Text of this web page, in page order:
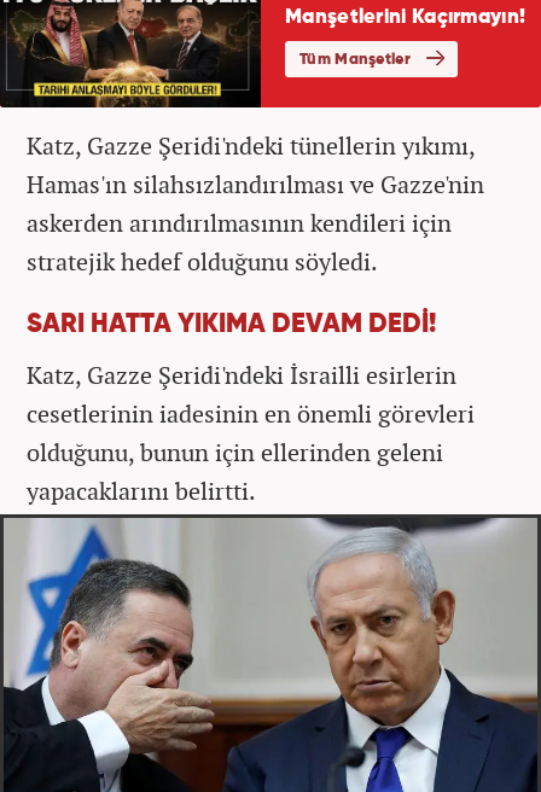
Katz, Gazze Şeridi'ndeki tünellerin yıkımı,
Hamas'ın silahsızlandırılması ve Gazze'nin
askerden arındırılmasının kendileri için
stratejik hedef olduğunu söyledi.
SARI HATTA YIKIMA DEVAM DEDİ!
Katz, Gazze Şeridi'ndeki İsrailli esirlerin
cesetlerinin iadesinin en önemli görevleri
olduğunu, bunun için ellerinden geleni
yapacaklarını belirtti.